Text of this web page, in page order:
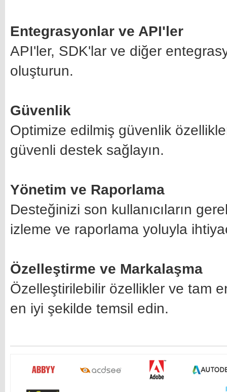
Entegrasyonlar ve API'ler
API'ler, SDK'lar ve diğer
oluşturun.
Güvenlik
Optimize edilmiş güvenlik
güvenli destek sağlayın.
Yönetim ve Raporlama
Desteğinizi son kullanıcıların
izleme ve raporlama yoluyla
Özelleştirme ve Markalaşma
Özelleştirilebilir özellikler ve tam
en iyi şekilde temsil edin.